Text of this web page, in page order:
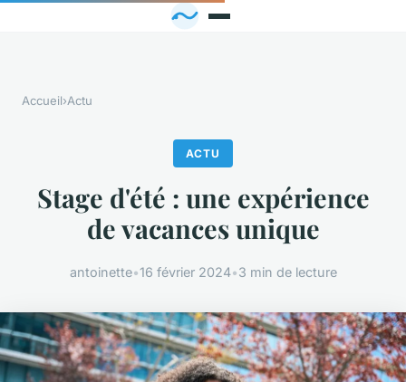
Accueil›Actu
ACTU
Stage d'été : une expérience
de vacances unique
antoinette•16 février 2024•3 min de lecture